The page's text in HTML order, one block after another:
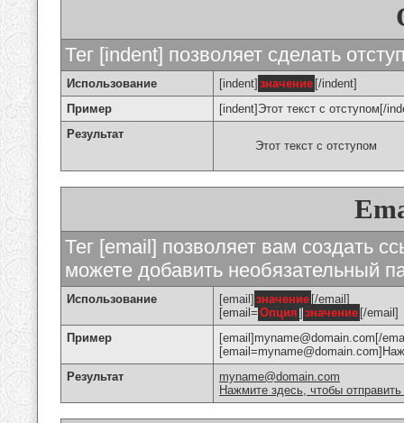
Тег [indent] позволяет сделать
Использование [indent] значение [/indent]
Пример
[indent]Этот текст с отступом[/
Результат
Этот текст с отступом
Тег [email] позволяет вам создать
можете добавить необязательный
Использование [email] значение [/email]
[email= Опция ] значение [/email]
Пример
[email]myname@domain.com[/
Результат
myname@domain.com
Нажмите здесь, чтобы